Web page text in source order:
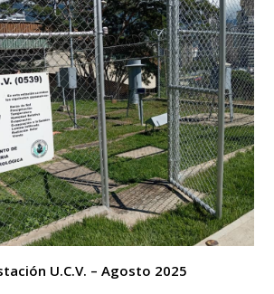
U.C.V. – Agosto 2025